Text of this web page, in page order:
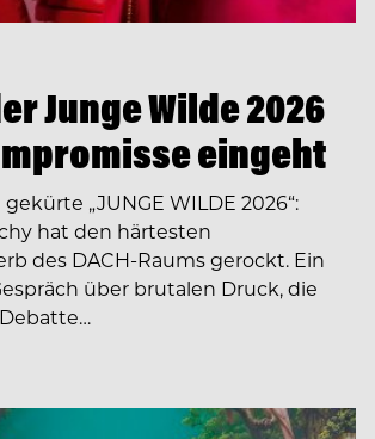
Junge Wilde 2026
eingeht
„JUNGE WILDE 2026“:
hat den härtesten
des DACH-Raums gerockt. Ein
über brutalen Druck, die